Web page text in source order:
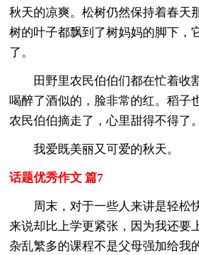
秋天的凉爽。松树仍然保持着春天
树的叶子都飘到了树妈妈的脚下，
了。
田野里农民伯伯们都在忙着收
喝醉了酒似的，脸非常的红。稻子
农民伯伯摘走了，心里甜得不得了。
我爱既美丽又可爱的秋天。
话题优秀作文 篇7
周末，对于一些人来讲是轻松
来说却比上学更紧张，因为我还要
杂乱繁多的课程不是父母强加给我